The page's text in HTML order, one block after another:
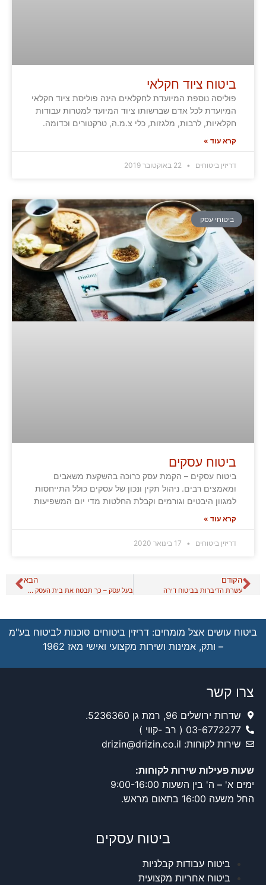
ביטוח ציוד חקלאי
פוליסה נוספת המיועדת לחקלאים הינה פוליסת ציוד חקלאי
המיועדת לכל אדם שברשותו ציוד המיועד למטרות עבודות
חקלאיות, לרבות, מלגזות, כלי צ.מ.ה, טרקטורים וכדומה.
קרא עוד »
דריזין ביטוחים
ביטוחי עסק
ביטוח עסקים
ביטוח עסקים – הקמת עסק כרוכה בהשקעת משאבים
ומאמצים רבים. ניהול תקין ונכון של עסקים כולל התייחסות
למגוון היבטים וגורמים וקבלת החלטות מדי יום המשפיעות
קרא עוד »
דריזין ביטוחים
הקודם
עשרת הדיברות בביטוח דירה
הבא
בעל עסק – כך תבטח את בית העסק שלך נכון!
ביטוח עושים אצל מומחים: דריזין ביטוחים סוכנות לביטוח בע"מ
– ותק, אמינות ושירות מקצועי ואישי מאז 1962
צרו קשר
שדרות ירושלים 96, רמת גן 5236360.
03-6772277 ( רב -קווי )
שירות לקוחות: drizin@drizin.co.il
שעות פעילות שירות לקוחות:
ימים א' – ה' בין השעות 9:00-16:00
החל משעה 16:00 בתאום מראש.
ביטוח עסקים
ביטוח עבודות קבלניות
ביטוח אחריות מקצועית